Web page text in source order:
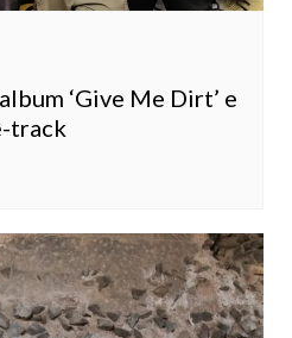
‘Give Me Dirt’ e
track